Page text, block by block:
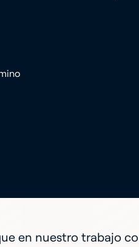
en nuestro trabajo